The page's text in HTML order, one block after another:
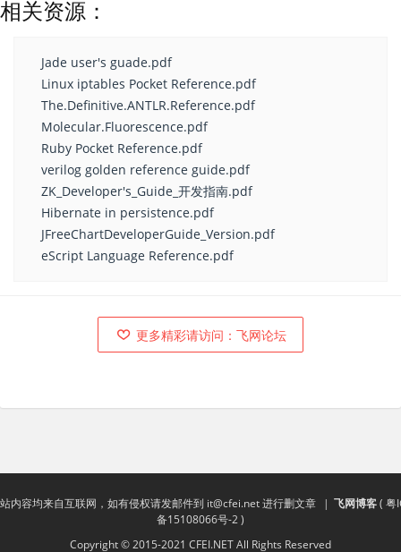
相关资源：
Jade user's guade.pdf
Linux iptables Pocket Reference.pdf
The.Definitive.ANTLR.Reference.pdf
Molecular.Fluorescence.pdf
Ruby Pocket Reference.pdf
verilog golden reference guide.pdf
ZK_Developer's_Guide_开发指南.pdf
Hibernate in persistence.pdf
JFreeChartDeveloperGuide_Version.pdf
eScript Language Reference.pdf
更多精彩请访问：飞网论坛
内容均来自互联网，如有侵权请发邮件到 it@cfei.net进行删文章 | 飞网博客( 粤
备15108066号-2)
Copyright © 2015-2021 CFEI.NET All Rights Reserved